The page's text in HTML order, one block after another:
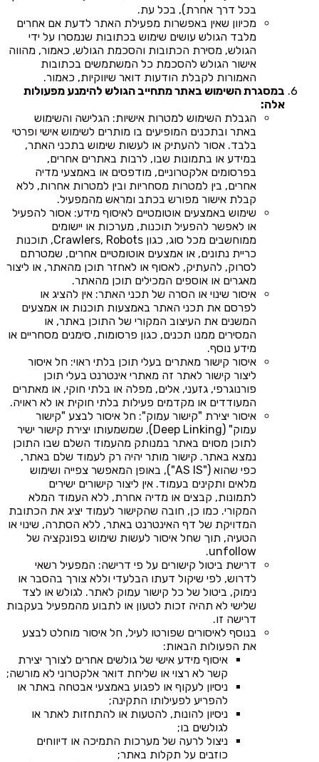
בכל דרך אחרת), בכל עת.
מכיוון שאין באפשרות מפעילת האתר לדעת אם אחרים
מלבד הגולש עושים שימוש בכתובות שנמסרו על ידי
הגולש, מסירת הכתובות והסכמת הגולש, כאמור, מהווה
אישור הגולש להסכמת כל המשתמשים בכתובות
האמורות לקבלת הודעות דואר שיווקיות, כאמור.
במסגרת השימוש באתר מתחייב הגולש להימנע מפעולות
אלה:
הגבלת השימוש למטרות אישיות: הגלישה והשימוש
באתר ובתכנים המופיעים בו מותרים לשימוש אישי ופרטי
בלבד. אסור להעתיק או לעשות שימוש בתכני האתר,
במידע או בתמונות שבו, לרבות באתרים אחרים,
בפרסומים אלקטרוניים, מודפסים או באמצעי מדיה
אחרים, בין למטרות מסחריות ובין למטרות אחרות, ללא
קבלת אישור מפורש בכתב ומראש מהמפעיל.
שימוש באמצעים אוטומטיים לאיסוף מידע: אסור להפעיל
או לאפשר להפעיל תוכנות, מערכות או יישומים
ממוחשבים מכל סוג, כגון Crawlers, Robots, תוכנות
כריית נתונים, או אמצעים אוטומטיים אחרים, שמטרתם
לסרוק, להעתיק, לאסוף או לאחזר תוכן מהאתר, או ליצור
מאגרים או אוספים המכילים תוכן מהאתר.
איסור שינוי או הסרה של תכני האתר: אין להציג או
לפרסם את תכני האתר באמצעות תוכנות או אמצעים
המשנים את העיצוב המקורי של התוכן באתר, או
המסירים ממנו תכנים, כגון פרסומות, סימנים מסחריים או
מידע נוסף.
איסור קישור מאתרים בעלי תוכן בלתי ראוי: חל איסור
ליצור קישור לאתר זה מאתרי אינטרנט בעלי תוכן
פורנוגרפי, גזעני, אלים, מפלה או בלתי חוקי, או מאתרים
המעודדים או מקדמים פעילות בלתי חוקית או לא ראויה.
איסור יצירת "קישור עמוק": חל איסור לבצע "קישור
עמוק" (Deep Linking), שמשמעותו יצירת קישור ישיר
לתוכן מסוים באתר במנותק מהעמוד השלם שבו התוכן
נמצא באתר. קישור מותר יהיה רק לעמוד שלם באתר,
כפי שהוא ("AS IS"), באופן המאפשר צפייה ושימוש
מלאים ותקינים בעמוד. אין ליצור קישורים ישירים
לתמונות, קבצים או מדיה אחרת, ללא העמוד המלא
המקורי. כמו כן, חובה שהקישור לעמוד יציג את הכתובת
המדויקת של דף האינטרנט באתר, ללא הסתרה, שינוי או
הטעיה, תוך שחל איסור לעשות שימוש בפונקציה של
unfollow.
דרישת ביטול קישורים על פי דרישה: המפעיל רשאי
לדרוש, לפי שיקול דעתו הבלעדי וללא צורך בהסבר או
נימוק, ביטול של כל קישור עמוק לאתר. לגולש או לצד
שלישי לא תהיה זכות לטעון או לתבוע מהמפעיל בעקבות
דרישה זו.
בנוסף לאיסורים שפורטו לעיל, חל איסור מוחלט לבצע
את הפעולות הבאות:
איסוף מידע אישי של גולשים אחרים לצורך יצירת
קשר לא רצוי או שליחת דואר אלקטרוני לא מורשה;
ניסיון לעקוף או לפגוע באמצעי אבטחה באתר או
להפריע לפעילותו התקינה;
ניסיון להונות, להטעות או להתחזות לאתר או
לגולשים בו;
ניצול לרעה של מערכות התמיכה או דיווחים
כוזבים על תקלות באתר;